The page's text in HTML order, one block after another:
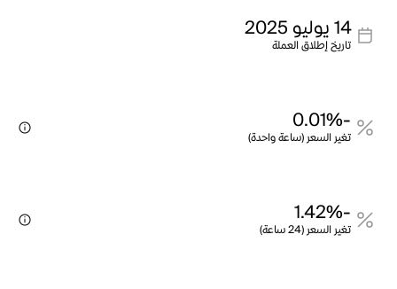
14 يوليو 2025
تاريخ إطلاق العملة
-0.01%
تغير السعر (ساعة واحدة)
-1.42%
تغير السعر (24 ساعة)